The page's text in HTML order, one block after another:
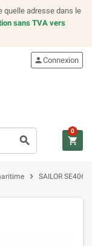
quelle adresse dans le
sans TVA vers
search
personConnexion
shopping_cart
0
chevron_right SAILOR SE406-II